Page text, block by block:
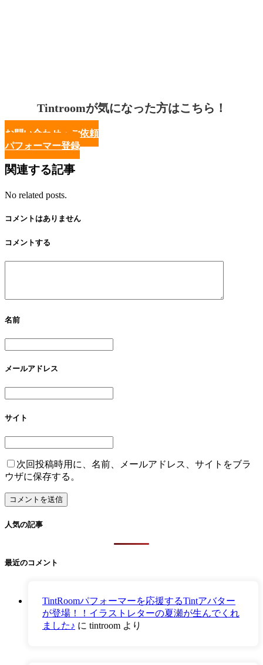
Tintroomが気になった方はこちら！
お問い合わせ・ご依頼
パフォーマー登録
関連する記事
No related posts.
コメントはありません
コメントする
名前
メールアドレス
サイト
次回投稿時用に、名前、メールアドレス、サイトをブラ
ウザに保存する。
人気の記事
最近のコメント
TintRoomパフォーマーを応援するTintアバター
が登場！！イラストレターの夏瀬が生んでくれ
ました♪ に tintroom より